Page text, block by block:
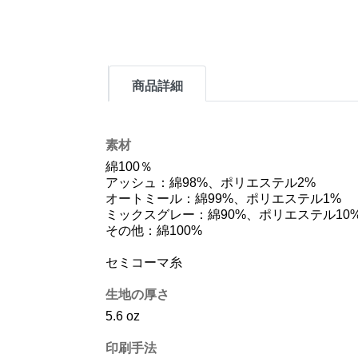
商品詳細
素材
綿100％
アッシュ：綿98%、ポリエステル2%
オートミール：綿99%、ポリエステル1%
ミックスグレー：綿90%、ポリエステル
その他：綿100%
セミコーマ糸
生地の厚さ
5.6 oz
印刷手法